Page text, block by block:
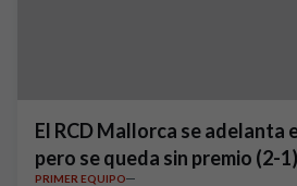
El RCD Mallorca se adelanta
pero se queda sin premio (2-1)
PRIMER EQUIPO